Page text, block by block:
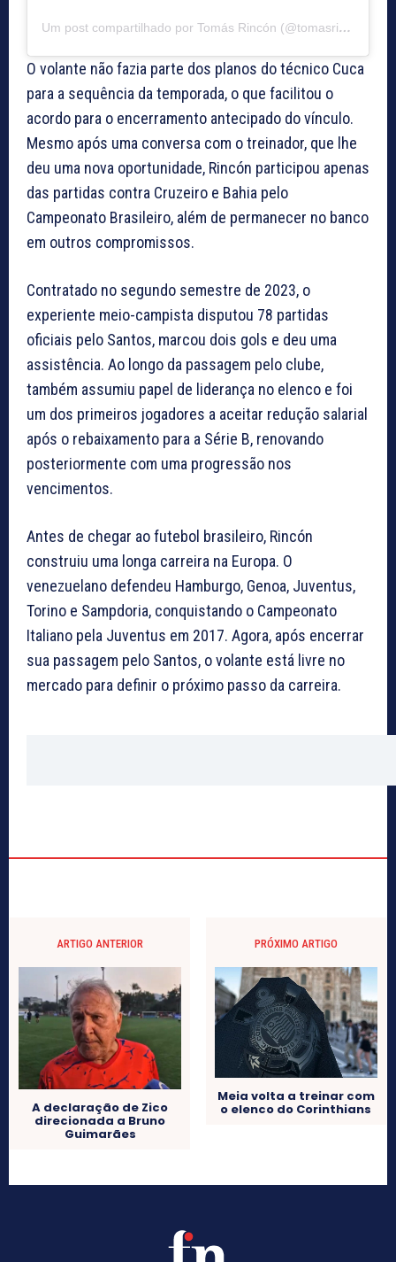
Um post compartilhado por Tomás Rincón (@tomasrincon8)
O volante não fazia parte dos planos do técnico Cuca
para a sequência da temporada, o que facilitou o
acordo para o encerramento antecipado do vínculo.
Mesmo após uma conversa com o treinador, que lhe
deu uma nova oportunidade, Rincón participou apenas
das partidas contra Cruzeiro e Bahia pelo
Campeonato Brasileiro, além de permanecer no banco
em outros compromissos.
Contratado no segundo semestre de 2023, o
experiente meio-campista disputou 78 partidas
oficiais pelo Santos, marcou dois gols e deu uma
assistência. Ao longo da passagem pelo clube,
também assumiu papel de liderança no elenco e foi
um dos primeiros jogadores a aceitar redução salarial
após o rebaixamento para a Série B, renovando
posteriormente com uma progressão nos
vencimentos.
Antes de chegar ao futebol brasileiro, Rincón
construiu uma longa carreira na Europa. O
venezuelano defendeu Hamburgo, Genoa, Juventus,
Torino e Sampdoria, conquistando o Campeonato
Italiano pela Juventus em 2017. Agora, após encerrar
sua passagem pelo Santos, o volante está livre no
mercado para definir o próximo passo da carreira.
ARTIGO ANTERIOR
A declaração de Zico
direcionada a Bruno
Guimarães
PRÓXIMO ARTIGO
Meia volta a treinar com
o elenco do Corinthians